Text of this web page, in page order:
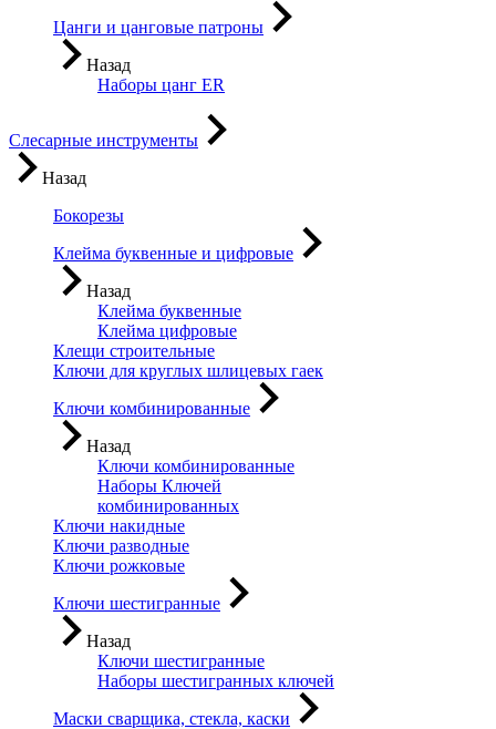
Цанги и цанговые патроны
Назад
Наборы цанг ER
Слесарные инструменты
Назад
Бокорезы
Клейма буквенные и цифровые
Назад
Клейма буквенные
Клейма цифровые
Клещи строительные
Ключи для круглых шлицевых гаек
Ключи комбинированные
Назад
Ключи комбинированные
Наборы Ключей
комбинированных
Ключи накидные
Ключи разводные
Ключи рожковые
Ключи шестигранные
Назад
Ключи шестигранные
Наборы шестигранных ключей
Маски сварщика, стекла, каски